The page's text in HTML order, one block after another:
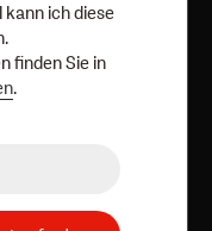
kündigen
ich diese
finden Sie in
.